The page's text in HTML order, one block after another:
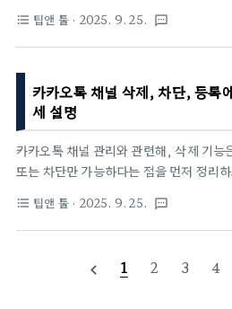
니다.■ 10/19 저녁 — ‘내 환경 문제일 수
생각하고시크릿 모드로 다시 시도(쿠키,
다 빠진..
사용했던 매장이 2차에서는 제외될 수도
문에 꼼꼼한 확인이 필요합니다! 오늘은
비쿠폰 2차 가맹점 확인 방법과 유용한 팁
드릴게요. 이 글을 읽고 나면 쿠폰 사용이
거예요!민생회복 소비쿠폰 2차, 뭐가 달
회복 소비쿠폰 2차는 지역화폐(지역사랑
로 지급되며, 2025년 9월 22일부터 10
신청 가능, 지급 후 2025년 11월 30일까
있습니다. 1차와 비교해 사용처가 확대되
역의 하나로마트, 로컬푸드 직매장, 지역
도 사용할 수 있..
format_list_bulleted 팁앤 툴 · 2025. 9. 25. textsms
카카오톡 채널 삭제, 차단, 등록
세 설명
카카오톡 채널 관리와 관련해, 삭제 기능
또는 차단만 가능하다는 점을 먼저 정리
리고 메시지를 받지 않기 위해 차단하는 방
별로 쉽게 설명할게요. PC와 모바일(안
드립니다.1. 카카오톡 채널 "삭제" 기능
format_list_bulleted 팁앤 툴 · 2025. 9. 25. textsms
navigate_before 1 2 3 4